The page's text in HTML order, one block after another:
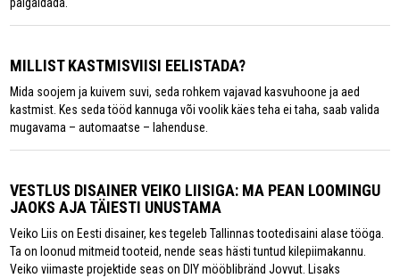
paigaldada.
MILLIST KASTMISVIISI EELISTADA?
Mida soojem ja kuivem suvi, seda rohkem vajavad kasvuhoone ja aed
kastmist. Kes seda tööd kannuga või voolik käes teha ei taha, saab valida
mugavama – automaatse – lahenduse.
VESTLUS DISAINER VEIKO LIISIGA: MA PEAN LOOMINGU
JAOKS AJA TÄIESTI UNUSTAMA
Veiko Liis on Eesti disainer, kes tegeleb Tallinnas tootedisaini alase tööga.
Ta on loonud mitmeid tooteid, nende seas hästi tuntud kilepiimakannu.
Veiko viimaste projektide seas on DIY mööblibränd Jovvut. Lisaks